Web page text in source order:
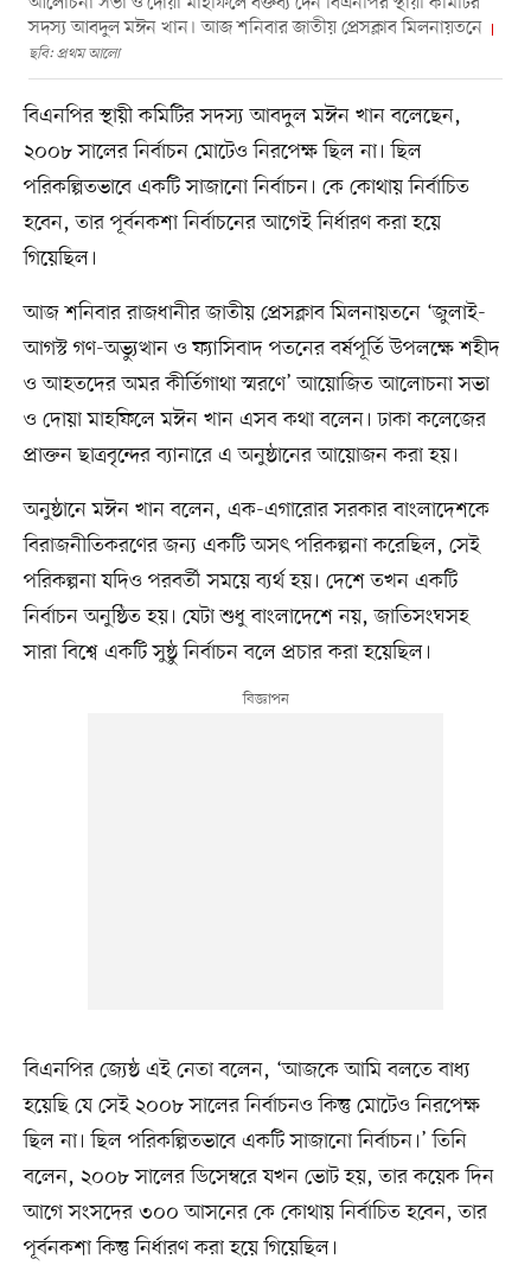
সদস্য আবদুল মঈন খান। আজ শনিবার জাতীয় প্রেসক্লাব মিলনায়তনে
ছবি: প্রথম আলো
বিএনপির স্থায়ী কমিটির সদস্য আবদুল মঈন খান বলেছেন,
২০০৮ সালের নির্বাচন মোটেও নিরপেক্ষ ছিল না। ছিল
পরিকল্পিতভাবে একটি সাজানো নির্বাচন। কে কোথায় নির্বাচিত
হবেন, তার পূর্বনকশা নির্বাচনের আগেই নির্ধারণ করা হয়ে
গিয়েছিল।
আজ শনিবার রাজধানীর জাতীয় প্রেসক্লাব মিলনায়তনে ‘জুলাই-
আগস্ট গণ-অভ্যুত্থান ও ফ্যাসিবাদ পতনের বর্ষপূর্তি উপলক্ষে শহীদ
ও আহতদের অমর কীর্তিগাথা স্মরণে’ আয়োজিত আলোচনা সভা
ও দোয়া মাহফিলে মঈন খান এসব কথা বলেন। ঢাকা কলেজের
প্রাক্তন ছাত্রবৃন্দের ব্যানারে এ অনুষ্ঠানের আয়োজন করা হয়।
অনুষ্ঠানে মঈন খান বলেন, এক-এগারোর সরকার বাংলাদেশকে
বিরাজনীতিকরণের জন্য একটি অসৎ পরিকল্পনা করেছিল, সেই
পরিকল্পনা যদিও পরবর্তী সময়ে ব্যর্থ হয়। দেশে তখন একটি
নির্বাচন অনুষ্ঠিত হয়। যেটা শুধু বাংলাদেশে নয়, জাতিসংঘসহ
সারা বিশ্বে একটি সুষ্ঠু নির্বাচন বলে প্রচার করা হয়েছিল।
বিএনপির জ্যেষ্ঠ এই নেতা বলেন, ‘আজকে আমি বলতে বাধ্য
হয়েছি যে সেই ২০০৮ সালের নির্বাচনও কিন্তু মোটেও নিরপেক্ষ
ছিল না। ছিল পরিকল্পিতভাবে একটি সাজানো নির্বাচন।’ তিনি
বলেন, ২০০৮ সালের ডিসেম্বরে যখন ভোট হয়, তার কয়েক দিন
আগে সংসদের ৩০০ আসনের কে কোথায় নির্বাচিত হবেন, তার
পূর্বনকশা কিন্তু নির্ধারণ করা হয়ে গিয়েছিল।